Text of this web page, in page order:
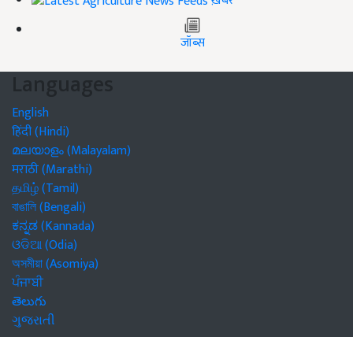
जॉब्स
Languages
English
हिंदी (Hindi)
മലയാളം (Malayalam)
मराठी (Marathi)
தமிழ் (Tamil)
বাঙালি (Bengali)
ಕನ್ನಡ (Kannada)
ଓଡିଆ (Odia)
অসমীয়া (Asomiya)
ਪੰਜਾਬੀ
తెలుగు
ગુજરાતી